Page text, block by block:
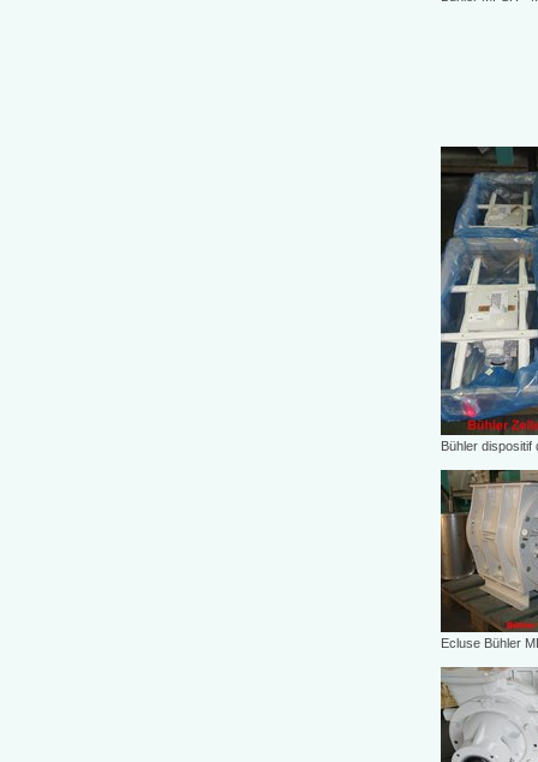
Bühler dispositif
Ecluse Bühler